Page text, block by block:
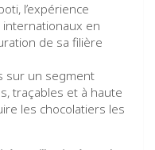
l’expérience
internationaux en
de sa filière
sur un segment
traçables et à haute
les chocolatiers les